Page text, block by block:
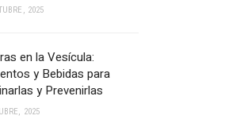
2025
en la Vesícula:
y Bebidas para
y Prevenirlas
2025